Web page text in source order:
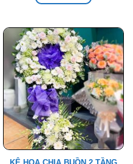
KỆ HOA CHIA BUỒN 2 TẦNG